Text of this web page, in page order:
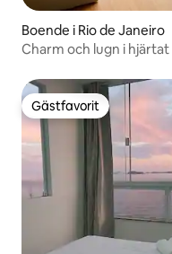
Boende i Rio de Janeiro
Charm och lugn i hjärtat
Gästfavorit
Gästfavorit